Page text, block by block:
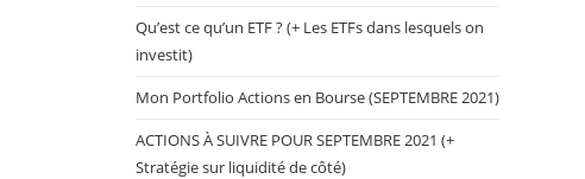
Qu’est ce qu’un ETF ? (+ Les ETFs dans lesquels on
investit)
Mon Portfolio Actions en Bourse (SEPTEMBRE 2021)
ACTIONS À SUIVRE POUR SEPTEMBRE 2021 (+
Stratégie sur liquidité de côté)